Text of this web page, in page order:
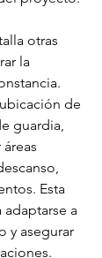
otras
la
de
guardia,
Esta
adaptarse a
y asegurar